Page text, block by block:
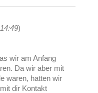
)
wir am Anfang
Da wir aber mit
waren, hatten wir
dir Kontakt